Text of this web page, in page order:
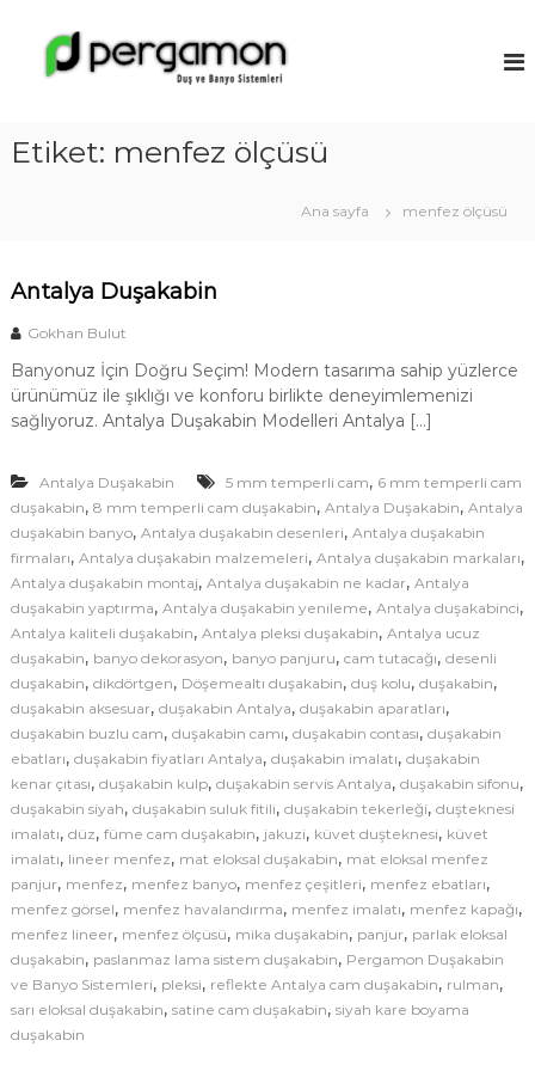
a
a
b
M
o
d
e
l
l
e
r
i
|
A
n
t
a
y
a
D
u
Etiket: menfez ölçüsü
Ana sayfa menfez ölçüsü
Antalya Duşakabin
Gokhan Bulut
Banyonuz İçin Doğru Seçim! Modern tasarıma sahip yüzlerce
ürünümüz ile şıklığı ve konforu birlikte deneyimlemenizi
sağlıyoruz. Antalya Duşakabin Modelleri Antalya […]
Antalya Duşakabin 5 mm temperli cam, 6 mm temperli cam
duşakabin, 8 mm temperli cam duşakabin, Antalya Duşakabin, Antalya
duşakabin banyo, Antalya duşakabin desenleri, Antalya duşakabin
firmaları, Antalya duşakabin malzemeleri, Antalya duşakabin markaları,
Antalya duşakabin montaj, Antalya duşakabin ne kadar, Antalya
duşakabin yaptırma, Antalya duşakabin yenileme, Antalya duşakabinci,
Antalya kaliteli duşakabin, Antalya pleksi duşakabin, Antalya ucuz
duşakabin, banyo dekorasyon, banyo panjuru, cam tutacağı, desenli
duşakabin, dikdörtgen, Döşemealtı duşakabin, duş kolu, duşakabin,
duşakabin aksesuar, duşakabin Antalya, duşakabin aparatları,
duşakabin buzlu cam, duşakabin camı, duşakabin contası, duşakabin
ebatları, duşakabin fiyatları Antalya, duşakabin imalatı, duşakabin
kenar çıtası, duşakabin kulp, duşakabin servis Antalya, duşakabin sifonu,
duşakabin siyah, duşakabin suluk fitili, duşakabin tekerleği, duşteknesi
imalatı, düz, füme cam duşakabin, jakuzi, küvet duşteknesi, küvet
imalatı, lineer menfez, mat eloksal duşakabin, mat eloksal menfez
panjur, menfez, menfez banyo, menfez çeşitleri, menfez ebatları,
menfez görsel, menfez havalandırma, menfez imalatı, menfez kapağı,
menfez lineer, menfez ölçüsü, mika duşakabin, panjur, parlak eloksal
duşakabin, paslanmaz lama sistem duşakabin, Pergamon Duşakabin
ve Banyo Sistemleri, pleksi, reflekte Antalya cam duşakabin, rulman,
sarı eloksal duşakabin, satine cam duşakabin, siyah kare boyama
duşakabin